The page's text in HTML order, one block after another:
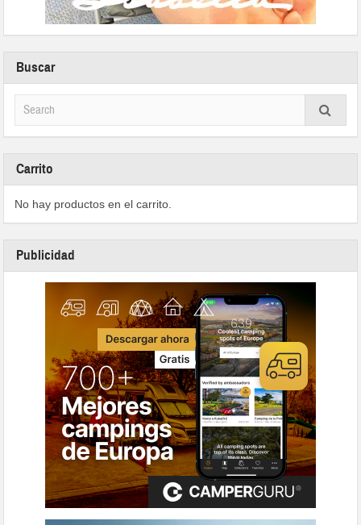
Buscar
Carrito
No hay productos en el carrito.
Publicidad